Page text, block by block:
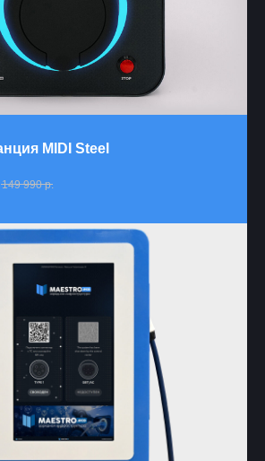
MIDI Steel
149 990 р.